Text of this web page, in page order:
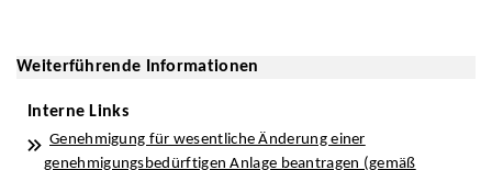
Weiterführende Informationen
Interne Links
Genehmigung für wesentliche Änderung einer
genehmigungsbedürftigen Anlage beantragen (gemäß